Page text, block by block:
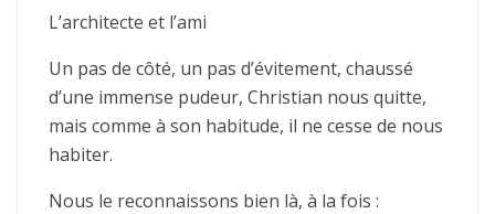
L’architecte et l’ami
Un pas de côté, un pas d’évitement, chaussé
d’une immense pudeur, Christian nous quitte,
mais comme à son habitude, il ne cesse de nous
habiter.
Nous le reconnaissons bien là, à la fois :